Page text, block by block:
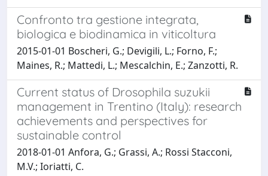
Confronto tra gestione integrata,
biologica e biodinamica in viticoltura
2015-01-01 Boscheri, G.; Devigili, L.; Forno, F.;
Maines, R.; Mattedi, L.; Mescalchin, E.; Zanzotti, R.
Current status of Drosophila suzukii
management in Trentino (Italy): research
achievements and perspectives for
sustainable control
2018-01-01 Anfora, G.; Grassi, A.; Rossi Stacconi,
M.V.; Ioriatti, C.